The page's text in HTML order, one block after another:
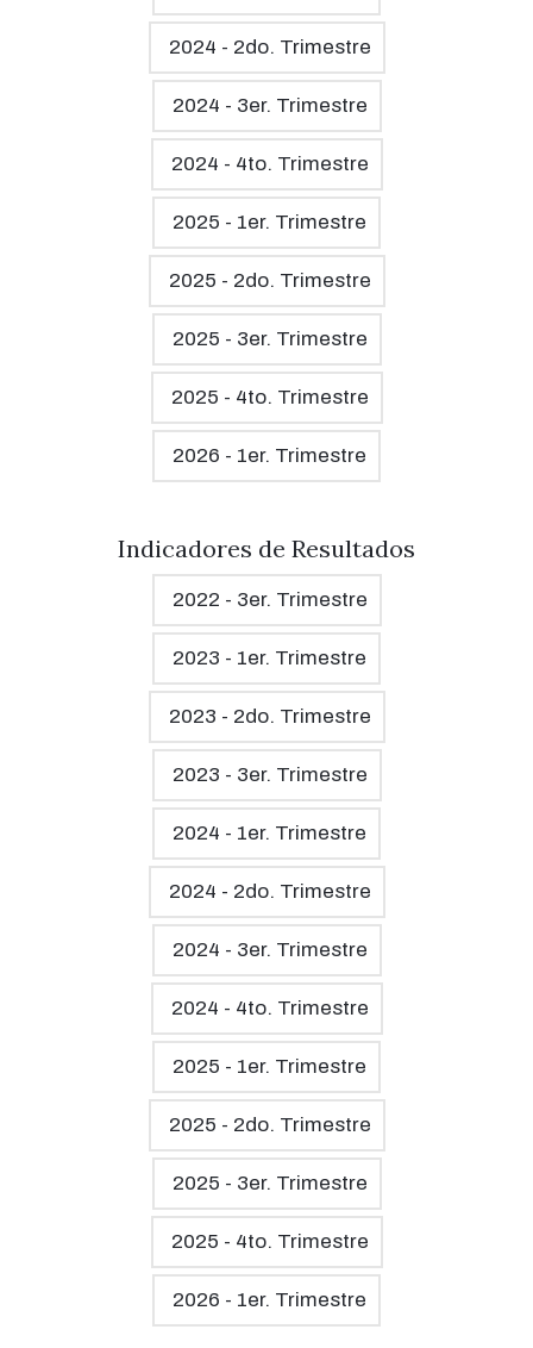
2024 - 2do. Trimestre
2024 - 3er. Trimestre
2024 - 4to. Trimestre
2025 - 1er. Trimestre
2025 - 2do. Trimestre
2025 - 3er. Trimestre
2025 - 4to. Trimestre
2026 - 1er. Trimestre
Indicadores de Resultados
2022 - 3er. Trimestre
2023 - 1er. Trimestre
2023 - 2do. Trimestre
2023 - 3er. Trimestre
2024 - 1er. Trimestre
2024 - 2do. Trimestre
2024 - 3er. Trimestre
2024 - 4to. Trimestre
2025 - 1er. Trimestre
2025 - 2do. Trimestre
2025 - 3er. Trimestre
2025 - 4to. Trimestre
2026 - 1er. Trimestre